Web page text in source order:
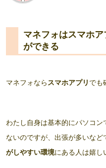
マネフォはスマホ
ができる
マネフォならスマホアプリ でも
わたし自身は基本的にパソコ
ないのですが、出張が多いなど
がしやすい環境にある人は嬉し